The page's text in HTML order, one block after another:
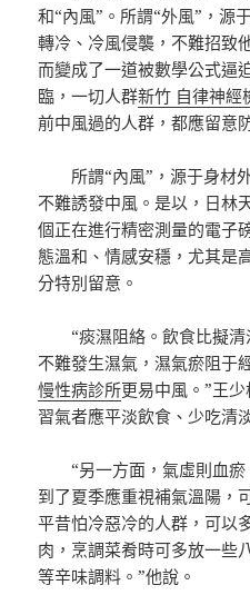
和“內風”。所謂“外風”，源
轉冷、冷風侵襲，不難招致
而變成了一道被數學公式逼
臨，一切人群新竹 自律神經
前中風過的人群，都應留意
所謂“內風”，源于身材
不難誘發中風。是以，日林
個正在進行精密測量的電子
態溫和、情感安穩，尤其是
分特別留意。
“痰濕阻絡。飲食比擬
不難發生濕氣，濕氣瘀阻于
慢性病診所更易中風。”王
習氣者應平淡飲食、少吃清
“另一方面，氣虛則血
到了夏季應重視補氣溫陽，
平昔怕冷惡冷的人群，可以
肉，烹調菜肴時可多放一些
等辛味調料。”他說。